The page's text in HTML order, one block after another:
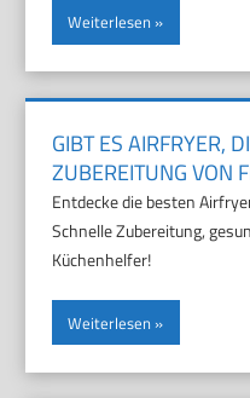
Weiterlesen
GIBT ES AIRFRYER,
ZUBEREITUNG VON
Entdecke die besten
Schnelle Zubereitung,
Küchenhelfer!
Weiterlesen